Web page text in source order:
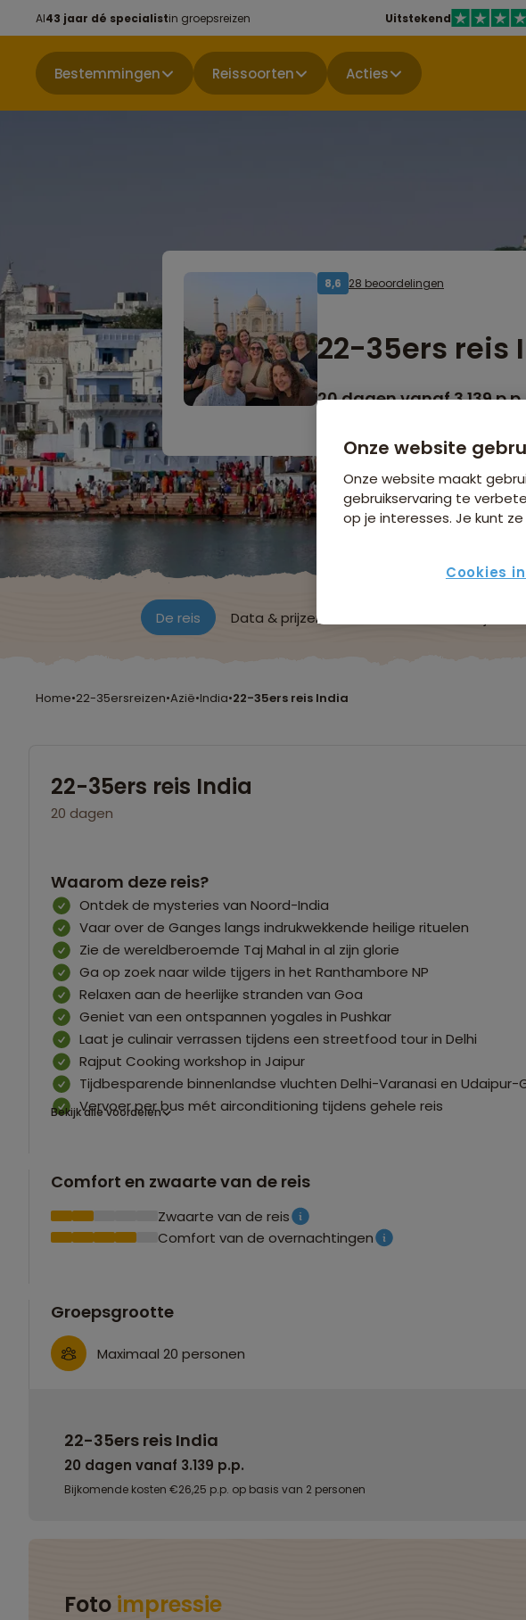
Al43 jaar dé specialistin groepsreizen Uitstekend
Bestemmingen Reissoorten Acties
8,6 28 beoordelingen
22-35ers reis
20 dagen vanaf 3.139 p.p.
De reis Data & prijzen
Home•22-35ersreizen•Azië•India•22-35ers reis India
22-35ers reis India
20 dagen
Waarom deze reis?
Ontdek de mysteries van Noord-India
Vaar over de Ganges langs indrukwekkende heilige rituelen
Zie de wereldberoemde Taj Mahal in al zijn glorie
Ga op zoek naar wilde tijgers in het Ranthambore NP
Relaxen aan de heerlijke stranden van Goa
Geniet van een ontspannen yogales in Pushkar
Laat je culinair verrassen tijdens een streetfood tour in Delhi
Rajput Cooking workshop in Jaipur
Tijdbesparende binnenlandse vluchten Delhi-Varanasi en Udaipur-
Vervoer per bus mét airconditioning tijdens gehele reis
Bekijk alle voordelen
Comfort en zwaarte van de reis
Zwaarte van de reis
Comfort van de overnachtingen
Groepsgrootte
Maximaal 20 personen
22-35ers reis India
20 dagen vanaf 3.139 p.p.
Bijkomende kosten €26,25 p.p. op basis van 2 personen
Foto impressie
Onze website
Onze website maakt
gebruikservaring te
op je interesses. Je kunt
Cookies